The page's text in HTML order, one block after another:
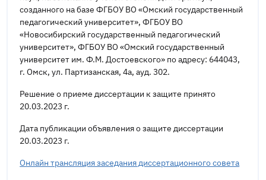
созданного на базе ФГБОУ ВО «Омский государственный
педагогический университет», ФГБОУ ВО
«Новосибирский государственный педагогический
университет», ФГБОУ ВО «Омский государственный
университет им. Ф.М. Достоевского» по адресу: 644043,
г. Омск, ул. Партизанская, 4а, ауд. 302.
Решение о приеме диссертации к защите принято
20.03.2023 г.
Дата публикации объявления о защите диссертации
20.03.2023 г.
Онлайн трансляция заседания диссертационного совета